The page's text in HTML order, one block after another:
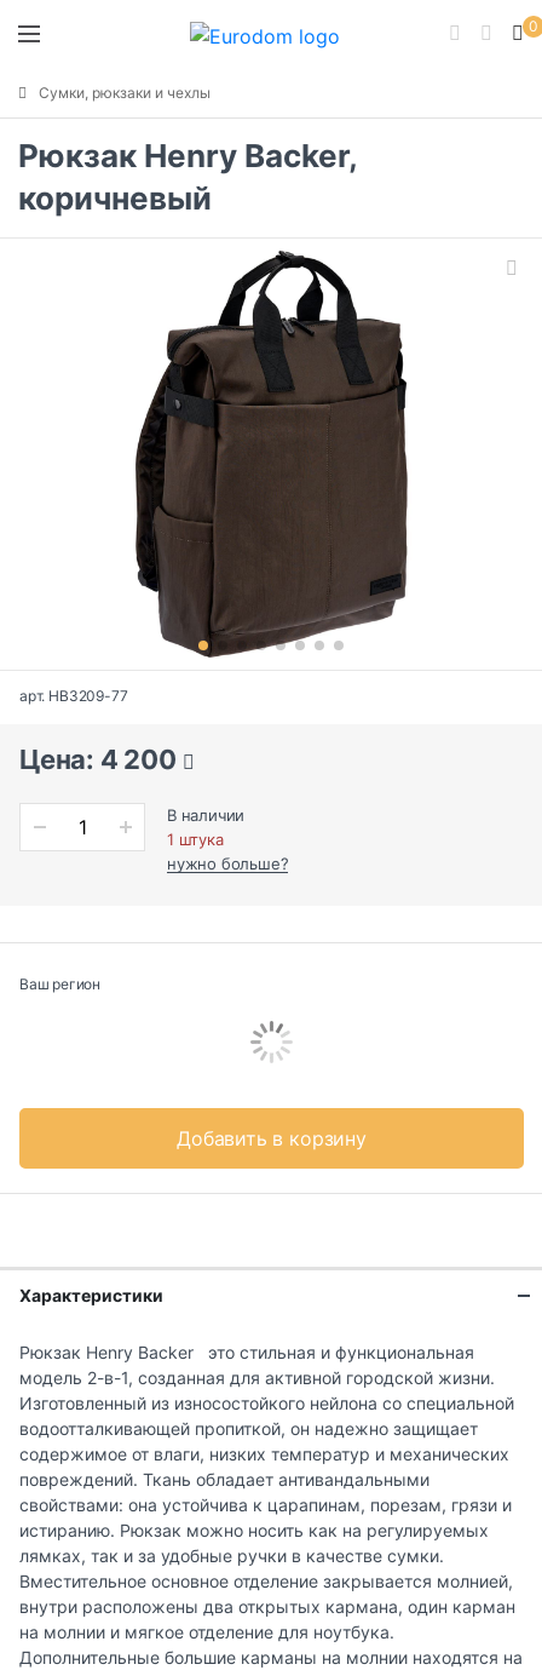
0
Сумки, рюкзаки и чехлы
Рюкзак Henry Backer,
коричневый
арт. HB3209-77
Цена: 4 200
В наличии
1 штука
нужно больше?
Ваш регион
Добавить в корзину
Характеристики
Рюкзак Henry Backer это стильная и функциональная
модель 2-в-1, созданная для активной городской жизни.
Изготовленный из износостойкого нейлона со специальной
водоотталкивающей пропиткой, он надежно защищает
содержимое от влаги, низких температур и механических
повреждений. Ткань обладает антивандальными
свойствами: она устойчива к царапинам, порезам, грязи и
истиранию. Рюкзак можно носить как на регулируемых
лямках, так и за удобные ручки в качестве сумки.
Вместительное основное отделение закрывается молнией,
внутри расположены два открытых кармана, один карман
на молнии и мягкое отделение для ноутбука.
Дополнительные большие карманы на молнии находятся на